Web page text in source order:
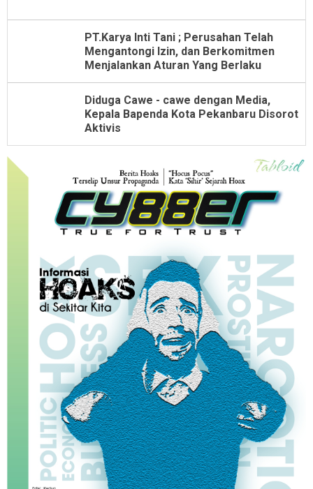
PT.Karya Inti Tani ; Perusahan Telah
Mengantongi Izin, dan Berkomitmen
Menjalankan Aturan Yang Berlaku
Diduga Cawe - cawe dengan Media,
Kepala Bapenda Kota Pekanbaru Disorot
Aktivis